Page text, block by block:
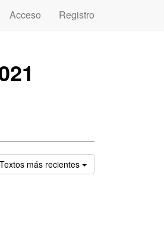
Acceso
Registro
Textos más recientes Ordenar